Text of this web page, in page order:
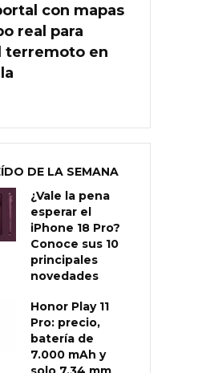
con mapas
real para
terremoto en
DE LA SEMANA
¿Vale la pena
esperar el
iPhone 18 Pro?
Conoce sus 10
principales
novedades
Honor Play 11
Pro: precio,
batería de
7.000 mAh y